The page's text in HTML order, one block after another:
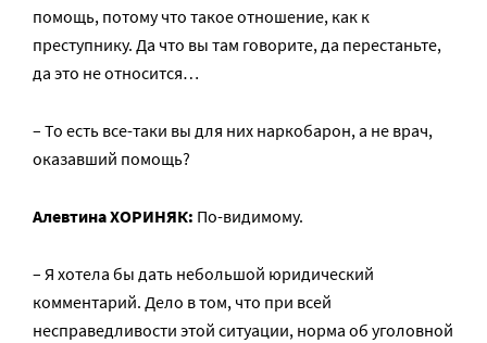
помощь, потому что такое отношение, как к
преступнику. Да что вы там говорите, да перестаньте,
да это не относится…
– То есть все-таки вы для них наркобарон, а не врач,
оказавший помощь?
Алевтина ХОРИНЯК: По-видимому.
– Я хотела бы дать небольшой юридический
комментарий. Дело в том, что при всей
несправедливости этой ситуации, норма об уголовной